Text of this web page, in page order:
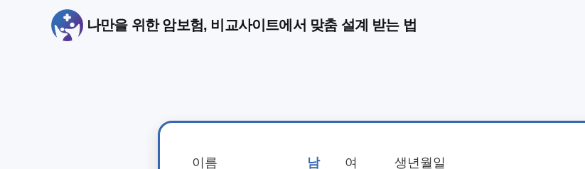
나만을 위한 암보험, 비교사이트에서 맞춤 설계 받는 법
남 여